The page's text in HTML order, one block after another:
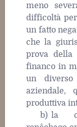
meno
difficoltà
un fatto
che la
prova della
financo in
un
aziendale,
produttiva
b) la